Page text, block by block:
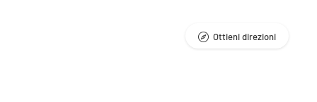
Ottieni direzioni